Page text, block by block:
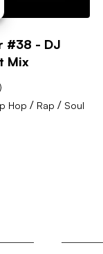
#38 - DJ
Mix
Hop / Rap / Soul